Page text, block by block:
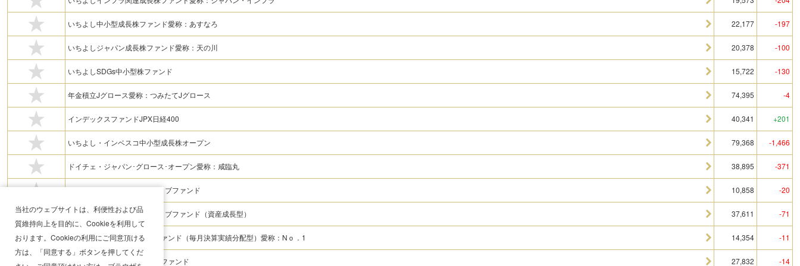
いちよし中小型成長株ファンド愛称：あすなろ 22,177 -197
いちよしジャパン成長株ファンド愛称：天の川 20,378 -100
いちよしSDGs中小型株ファンド 15,722 -130
年金積立Jグロース愛称：つみたてJグロース 74,395 -4
インデックスファンドJPX日経400 40,341 +201
いちよし・インベスコ中小型成長株オープン 79,368 -1,466
ドイチェ・ジャパン･グロース･オープン愛称：咸臨丸 38,895 -371
ニッセイJPX日経400アクティブファンド 10,858 -20
ニッセイJPX日経400アクティブファンド（資産成長型） 37,611 -71
ピクテ日本ナンバーワン・ファンド（毎月決算実績分配型）愛称：Nｏ．1 14,354 -11
フィデリティ・日本優良株・ファンド 27,832 -14
当社のウェブサイトは、利便性および品
質維持向上を目的に、Cookieを利用して
おります。Cookieの利用にご同意頂ける
方は、「同意する」ボタンを押してくだ